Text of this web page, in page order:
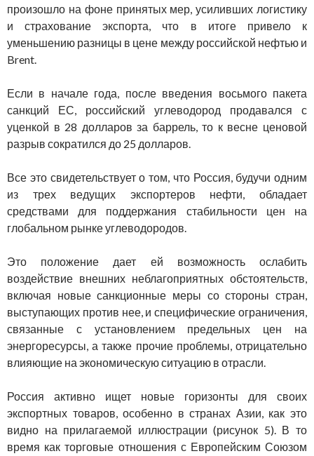
произошло на фоне принятых мер, усиливших логистику
и страхование экспорта, что в итоге привело к
уменьшению разницы в цене между российской нефтью и
Brent.
Если в начале года, после введения восьмого пакета
санкций ЕС, российский углеводород продавался с
уценкой в 28 долларов за баррель, то к весне ценовой
разрыв сократился до 25 долларов.
Все это свидетельствует о том, что Россия, будучи одним
из трех ведущих экспортеров нефти, обладает
средствами для поддержания стабильности цен на
глобальном рынке углеводородов.
Это положение дает ей возможность ослабить
воздействие внешних неблагоприятных обстоятельств,
включая новые санкционные меры со стороны стран,
выступающих против нее, и специфические ограничения,
связанные с установлением предельных цен на
энергоресурсы, а также прочие проблемы, отрицательно
влияющие на экономическую ситуацию в отрасли.
Россия активно ищет новые горизонты для своих
экспортных товаров, особенно в странах Азии, как это
видно на прилагаемой иллюстрации (рисунок 5). В то
время как торговые отношения с Европейским Союзом